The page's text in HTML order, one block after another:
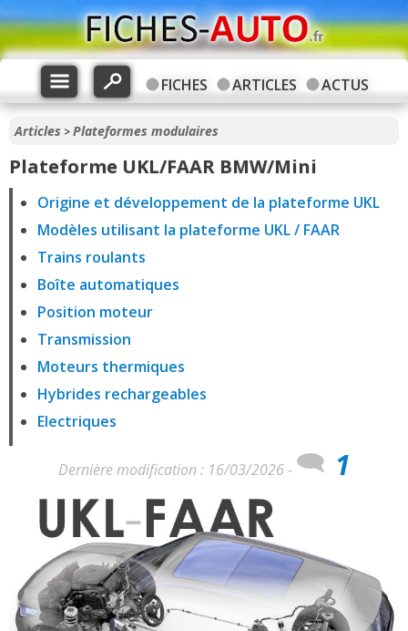
FICHES ARTICLES ACTUS
Articles >Plateformes modulaires
Plateforme UKL/FAAR BMW/Mini
Origine et développement de la plateforme UKL
Modèles utilisant la plateforme UKL / FAAR
Trains roulants
Boîte automatiques
Position moteur
Transmission
Moteurs thermiques
Hybrides rechargeables
Electriques
Dernière modification : 16/03/2026 - 1